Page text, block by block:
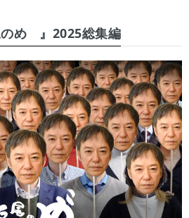
のめ゙』2025総集編